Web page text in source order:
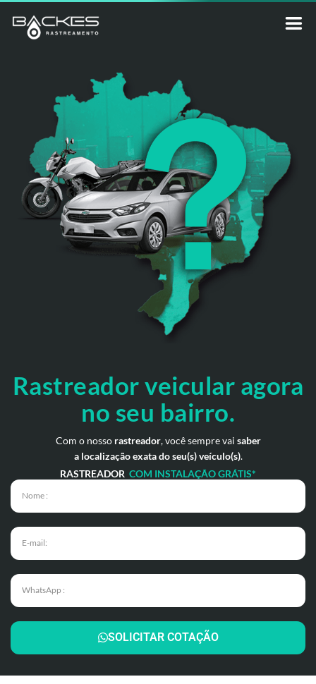
Rastreador veicular agora
no seu bairro.
Com o nosso rastreador, você sempre vai saber
a localização exata do seu(s) veículo(s).
RASTREADOR COM INSTALAÇÃO GRÁTIS*
SOLICITAR COTAÇÃO